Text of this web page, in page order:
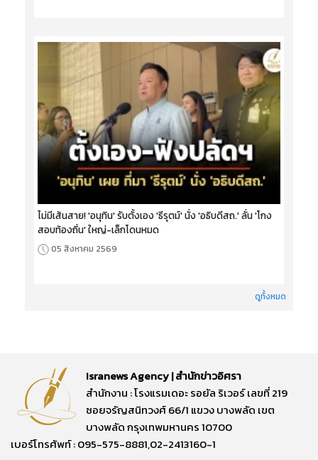
ไม่มีเส้นสาย! 'อนุทิน' รับตั้งเอง 'ธีรุตม์' นั่ง 'อธิบดีสถ.' ลั่น 'โกง
สอบท้องถิ่น' ใหญ่-เล็กโดนหมด
05 สิงหาคม 2569
ดูทั้งหมด
Isranews Agency | สำนักข่าวอิศรา
สำนักงาน : โรงแรมเดอะ รอยัล ริเวอร์ เลขที่ 219
ซอยจรัญสนิทวงศ์ 66/1 แขวง บางพลัด เขต
บางพลัด กรุงเทพมหานคร 10700
เบอร์โทรศัพท์ : 095-575-8881,02-2413160-1